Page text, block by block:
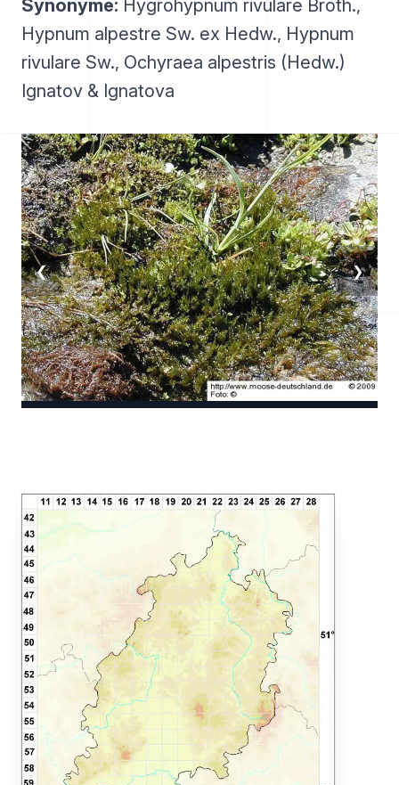
Synonyme: Hygrohypnum rivulare Broth.,
Hypnum alpestre Sw. ex Hedw., Hypnum
rivulare Sw., Ochyraea alpestris (Hedw.)
Ignatov & Ignatova
❮ ❯